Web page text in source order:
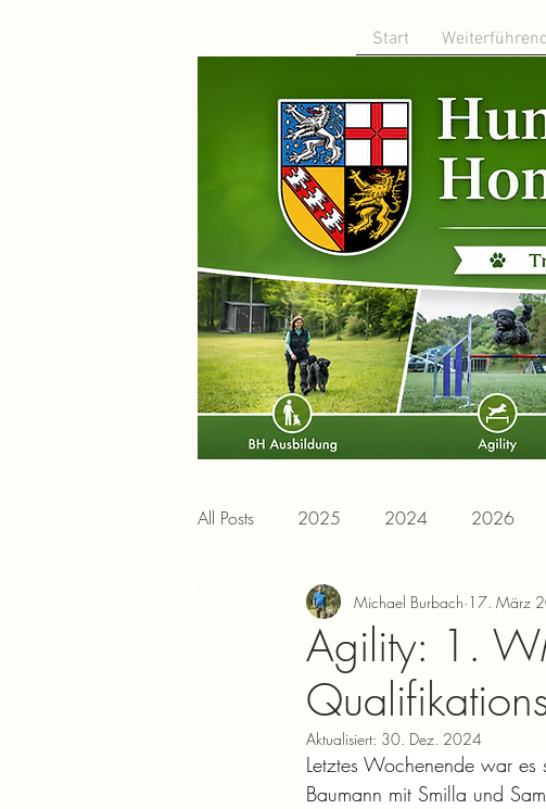
Start
All Posts 2025 2024 2026
Agility: 1.
Michael Burbach 17. März
Aktualisiert: 30. Dez. 2024
Letztes Wochenende war
Baumann mit Smilla und